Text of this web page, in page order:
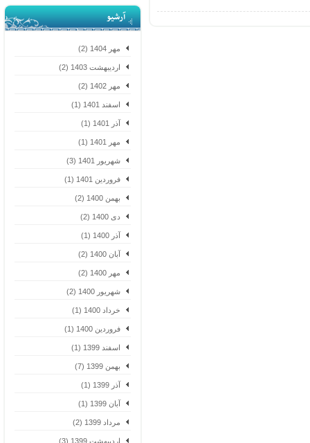
آرشیو
مهر 1404 (2)
اردیبهشت 1403 (2)
مهر 1402 (2)
اسفند 1401 (1)
آذر 1401 (1)
مهر 1401 (1)
شهریور 1401 (3)
فروردین 1401 (1)
بهمن 1400 (2)
دی 1400 (2)
آذر 1400 (1)
آبان 1400 (2)
مهر 1400 (2)
شهریور 1400 (2)
خرداد 1400 (1)
فروردین 1400 (1)
اسفند 1399 (1)
بهمن 1399 (7)
آذر 1399 (1)
آبان 1399 (1)
مرداد 1399 (2)
اردیبهشت 1399 (3)